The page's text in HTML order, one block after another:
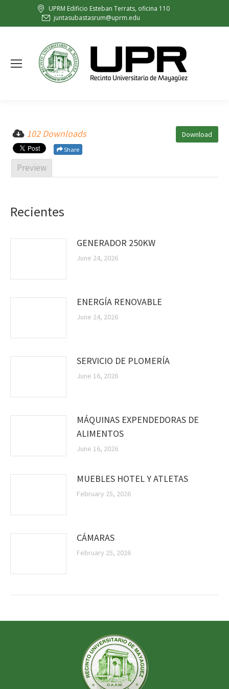
UPRM Edificio Esteban Terrats, oficina 110
juntasubastasrum@uprm.edu
Download
102 Downloads
Share
Preview
Recientes
GENERADOR 250KW
June 24, 2026
ENERGÍA RENOVABLE
June 24, 2026
SERVICIO DE PLOMERÍA
June 16, 2026
MÁQUINAS EXPENDEDORAS DE
ALIMENTOS
June 16, 2026
MUEBLES HOTEL Y ATLETAS
February 25, 2026
CÁMARAS
February 25, 2026